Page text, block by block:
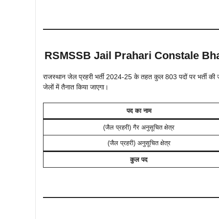
RSMSSB Jail Prahari Constale
राजस्थान जेल प्रहरी भर्ती 2024-25 के तहत कुल 803 पदों पर भर्ती की
जेलों में तैनात किया जाएगा।
पद का नाम
(जैल प्रहरी) गैर अनुसूचित क्षेत्र
(जैल प्रहरी) अनुसूचित क्षेत्र
कुल पद